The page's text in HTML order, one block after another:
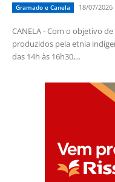
Gramado e Canela 18/07/2026
CANELA - Com o objetivo
produzidos pela etnia
das 14h às 16h30,...